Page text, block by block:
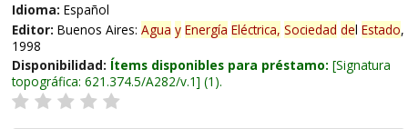
Idioma: Español
Editor: Buenos Aires: Agua y Energía Eléctrica, Sociedad del Estado,
1998
Disponibilidad: Ítems disponibles para préstamo: Signatura
topográfica: 621.374.5/A282/v.1 (1).